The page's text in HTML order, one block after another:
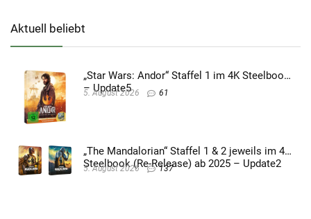
Aktuell beliebt
„Star Wars: Andor“ Staffel 1 im 4K Steelbook
– Update5
5. August 2026 61
„The Mandalorian“ Staffel 1 & 2 jeweils im 4K
Steelbook (Re-Release) ab 2025 – Update2
5. August 2026 137